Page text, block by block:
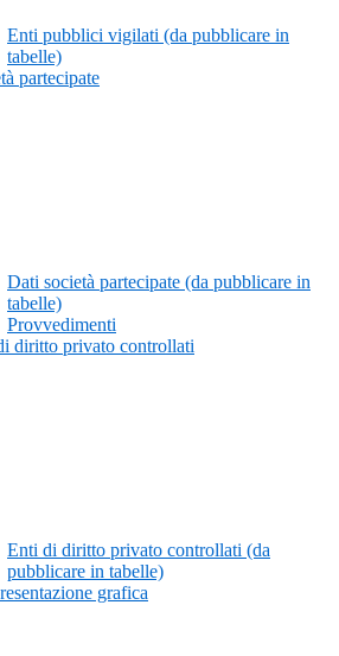
Enti pubblici vigilati (da pubblicare in
tabelle)
partecipate
Dati società partecipate (da pubblicare in
tabelle)
Provvedimenti
diritto privato controllati
Enti di diritto privato controllati (da
pubblicare in tabelle)
grafica